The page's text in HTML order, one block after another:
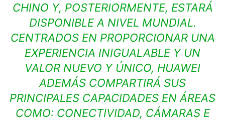
CHINO Y, POSTERIORMENTE, ESTARÁ
DISPONIBLE A NIVEL MUNDIAL.
CENTRADOS EN PROPORCIONAR UNA
EXPERIENCIA INIGUALABLE Y UN
VALOR NUEVO Y ÚNICO, HUAWEI
ADEMÁS COMPARTIRÁ SUS
PRINCIPALES CAPACIDADES EN ÁREAS
COMO: CONECTIVIDAD, CÁMARAS E